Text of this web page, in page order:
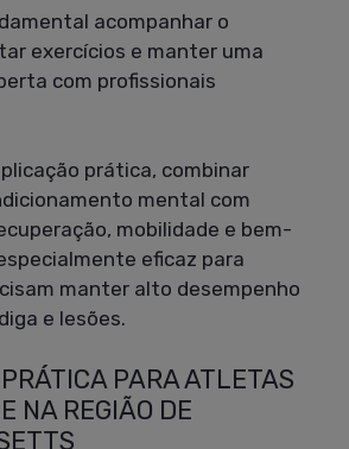
acompanhar o
exercícios e manter uma
com profissionais
prática, combinar
mental com
mobilidade e bem-
eficaz para
manter alto desempenho
e lesões.
PARA ATLETAS
NA REGIÃO DE